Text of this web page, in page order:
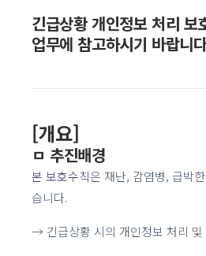
긴급상황 개인정보 처리
업무에 참고하시기 바랍니
[개요]
ㅁ 추진배경
본 보호수칙은 재난, 감염병, 급박
습니다.
→ 긴급상황 시의 개인정보 처리 및